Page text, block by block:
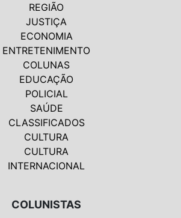
REGIÃO
JUSTIÇA
ECONOMIA
ENTRETENIMENTO
COLUNAS
EDUCAÇÃO
POLICIAL
SAÚDE
CLASSIFICADOS
CULTURA
CULTURA
INTERNACIONAL
COLUNISTAS